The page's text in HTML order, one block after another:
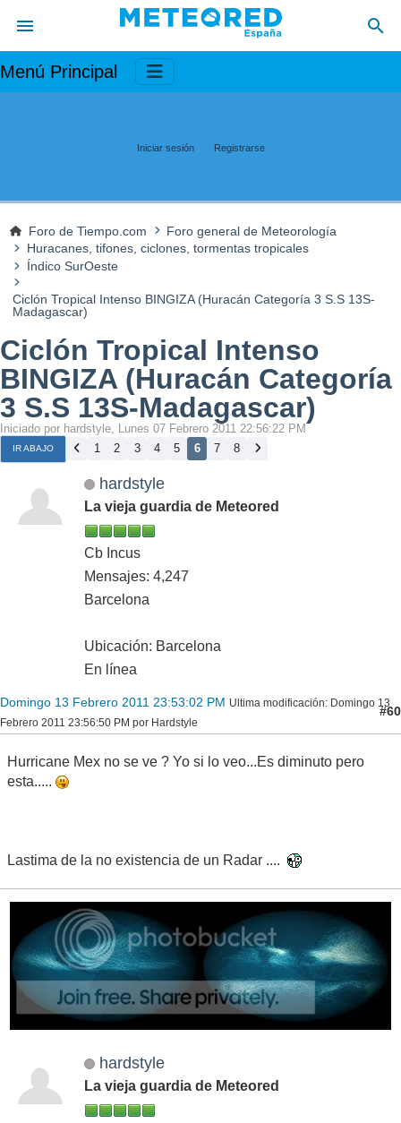
Menú Principal
Iniciar sesión Registrarse
Foro de Tiempo.com
Foro general de Meteorología
Huracanes, tifones, ciclones, tormentas tropicales
Índico SurOeste
Ciclón Tropical Intenso BINGIZA (Huracán Categoría 3 S.S 13S-
Madagascar)
Ciclón Tropical Intenso
BINGIZA (Huracán Categoría
3 S.S 13S-Madagascar)
Iniciado por hardstyle, Lunes 07 Febrero 2011 22:56:22 PM
IR ABAJO 1 2 3 4 5 6 7 8
hardstyle
La vieja guardia de Meteored
Cb Incus
Mensajes: 4,247
Barcelona
Ubicación: Barcelona
En línea
Domingo 13 Febrero 2011 23:53:02 PM Ultima modificación: Domingo 13
Febrero 2011 23:56:50 PM por Hardstyle
#60
Hurricane Mex no se ve ? Yo si lo veo...Es diminuto pero
esta.....
Lastima de la no existencia de un Radar ....
hardstyle
La vieja guardia de Meteored